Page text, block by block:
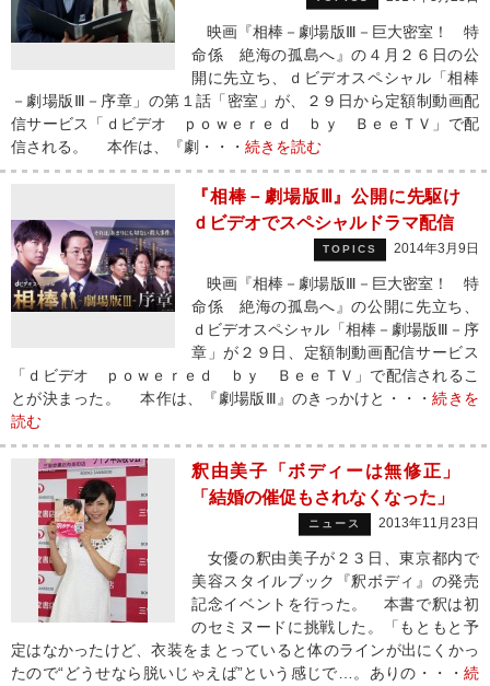
映画『相棒－劇場版Ⅲ－巨大密室！ 特
命係 絶海の孤島へ』の４月２６日の公
開に先立ち、ｄビデオスペシャル「相棒
－劇場版Ⅲ－序章」の第１話「密室」が、２９日から定額制動画配
信サービス「ｄビデオ ｐｏｗｅｒｅｄ ｂｙ ＢｅｅＴＶ」で配
信される。 本作は、『劇・・・ 続きを読む
『相棒－劇場版Ⅲ』公開に先駆け
ｄビデオでスペシャルドラマ配信
TOPICS 2014年3月9日
映画『相棒－劇場版Ⅲ－巨大密室！ 特
命係 絶海の孤島へ』の公開に先立ち、
ｄビデオスペシャル「相棒－劇場版Ⅲ－序
章」が２９日、定額制動画配信サービス
「ｄビデオ ｐｏｗｅｒｅｄ ｂｙ ＢｅｅＴＶ」で配信されるこ
とが決まった。 本作は、『劇場版Ⅲ』のきっかけと・・・続きを
読む
釈由美子「ボディーは無修正」
「結婚の催促もされなくなった」
ニュース 2013年11月23日
女優の釈由美子が２３日、東京都内で
美容スタイルブック『釈ボディ』の発売
記念イベントを行った。 本書で釈は初
のセミヌードに挑戦した。「もともと予
定はなかったけど、衣装をまとっていると体のラインが出にくかっ
たので“どうせなら脱いじゃえば”という感じで…。ありの・・・ 続